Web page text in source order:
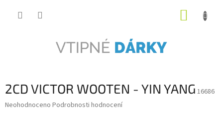
2CD VICTOR WOOTEN - YIN YANG 16686
Průměrné
Neohodnoceno Podrobnosti hodnocení